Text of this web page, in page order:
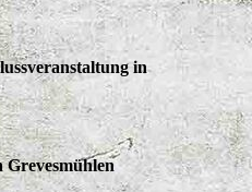
in
Grevesmühlen